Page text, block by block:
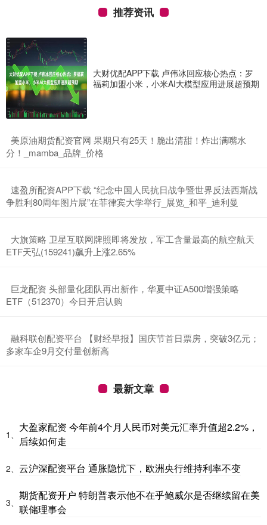
推荐资讯
大财优配APP下载 卢伟冰回应核心热点：罗
福莉加盟小米，小米AI大模型应用进展超预期
​美原油期货配资官网 果期只有25天！脆出清甜！炸出满嘴水
分！_mamba_品牌_价格
​速盈所配资APP下载 “纪念中国人民抗日战争暨世界反法西斯战
争胜利80周年图片展”在菲律宾大学举行_展览_和平_迪利曼
​大旗策略 卫星互联网牌照即将发放，军工含量最高的航空航天
ETF天弘(159241)飙升上涨2.65%
​巨龙配资 头部量化团队再出新作，华夏中证A500增强策略
ETF（512370）今日开启认购
​融科联创配资平台 【财经早报】国庆节首日票房，突破3亿元；
多家车企9月交付量创新高
最新文章
1、
大盈家配资 今年前4个月人民币对美元汇率升值超2.2%，
后续如何走
2、 云沪深配资平台 通胀隐忧下，欧洲央行维持利率不变
3、
期货配资开户 特朗普表示他不在乎鲍威尔是否继续留在美
联储理事会